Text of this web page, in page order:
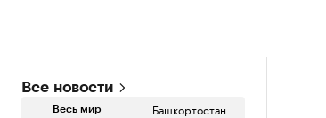
Все новости
Весь мир Башкортостан